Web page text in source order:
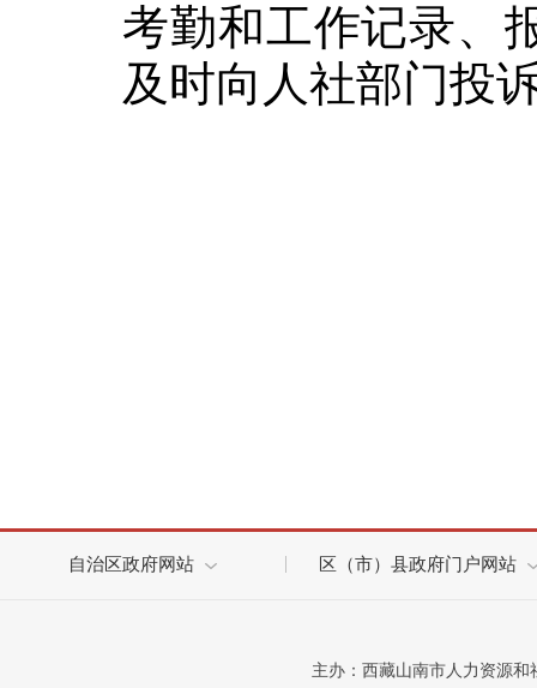
考勤和工作记录、
及时向人社部门投
自治区政府网站 区（市）县政府门户网站
主办：西藏山南市人力资源和